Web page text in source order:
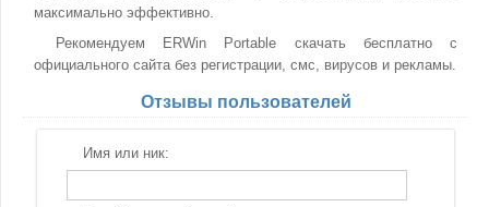
максимально эффективно.
Рекомендуем ERWin Portable скачать бесплатно с
официального сайта без регистрации, смс, вирусов и рекламы.
Отзывы пользователей
Имя или ник: